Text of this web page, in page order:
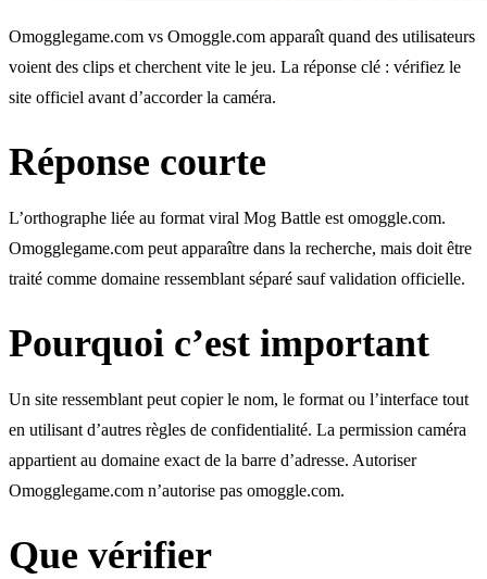
Omogglegame.com vs Omoggle.com apparaît quand des utilisateurs
voient des clips et cherchent vite le jeu. La réponse clé : vérifiez le
site officiel avant d’accorder la caméra.
Réponse courte
L’orthographe liée au format viral Mog Battle est omoggle.com.
Omogglegame.com peut apparaître dans la recherche, mais doit être
traité comme domaine ressemblant séparé sauf validation officielle.
Pourquoi c’est important
Un site ressemblant peut copier le nom, le format ou l’interface tout
en utilisant d’autres règles de confidentialité. La permission caméra
appartient au domaine exact de la barre d’adresse. Autoriser
Omogglegame.com n’autorise pas omoggle.com.
Que vérifier